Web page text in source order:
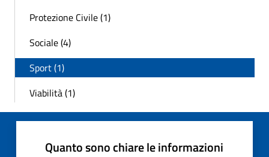
Protezione Civile (1)
Sociale (4)
Sport (1)
Viabilità (1)
Quanto sono chiare le informazioni